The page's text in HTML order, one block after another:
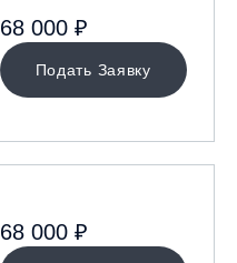
Подать Заявку
68 000 ₽
68 000 ₽